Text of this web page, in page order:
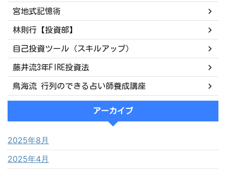
宮地式記憶術
林則行【投資部】
自己投資ツール（スキルアップ）
藤井流3年FIRE投資法
鳥海流 行列のできる占い師養成講座
アーカイブ
2025年8月
2025年4月